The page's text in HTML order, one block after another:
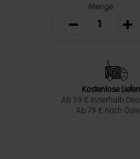
Menge
Die Menge
Kostenlose
Ab 39 € innerhalb
Ab 79 € nach